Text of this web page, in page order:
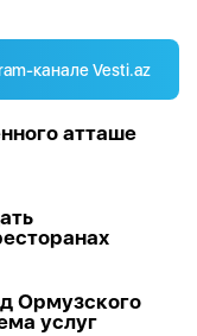
канале Vesti.az
атташе
Ормузского
услуг